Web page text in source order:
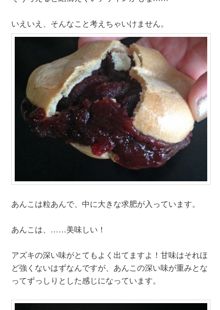
いえいえ、そんなこと考えちゃいけません。
あんこは粒あんで、中に大きな求肥が入っています。
あんこは、……美味しい！
アズキの深い味がとてもよく出てますよ！甘味はそれほ
ど強くないはずなんですが、あんこの深い味が重みとな
ってずっしりとした感じになっています。